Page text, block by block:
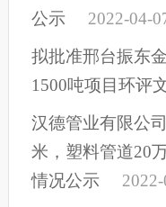
公示
2022-04-
拟批准邢台振东
1500吨项目环评
汉德管业有限公
米，塑料管道20
情况公示
2022-